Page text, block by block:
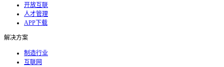
开放互联
人才管理
APP下载
解决方案
制造行业
互联网